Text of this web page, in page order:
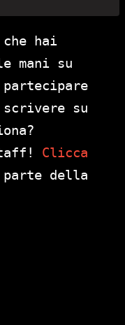
hai
mani su
su
Clicca
della